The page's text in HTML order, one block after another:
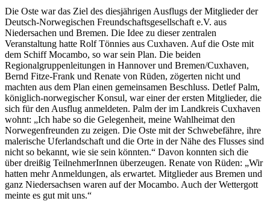
Die Oste war das Ziel des diesjährigen Ausflugs der Mitglieder der
Deutsch-Norwegischen Freundschaftsgesellschaft e.V. aus
Niedersachen und Bremen. Die Idee zu dieser zentralen
Veranstaltung hatte Rolf Tönnies aus Cuxhaven. Auf die Oste mit
dem Schiff Mocambo, so war sein Plan. Die beiden
Regionalgruppenleitungen in Hannover und Bremen/Cuxhaven,
Bernd Fitze-Frank und Renate von Rüden, zögerten nicht und
machten aus dem Plan einen gemeinsamen Beschluss. Detlef Palm,
königlich-norwegischer Konsul, war einer der ersten Mitglieder, die
sich für den Ausflug anmeldeten. Palm der im Landkreis Cuxhaven
wohnt: „Ich habe so die Gelegenheit, meine Wahlheimat den
Norwegenfreunden zu zeigen. Die Oste mit der Schwebefähre, ihre
malerische Uferlandschaft und die Orte in der Nähe des Flusses sind
nicht so bekannt, wie sie sein könnten.“ Davon konnten sich die
über dreißig TeilnehmerInnen überzeugen. Renate von Rüden: „Wir
hatten mehr Anmeldungen, als erwartet. Mitglieder aus Bremen und
ganz Niedersachsen waren auf der Mocambo. Auch der Wettergott
meinte es gut mit uns.“